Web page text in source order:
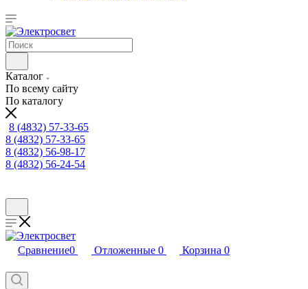
Каталог
По всему сайту
По каталогу
8 (4832) 57-33-65
8 (4832) 57-33-65
8 (4832) 56-98-17
8 (4832) 56-24-54
Сравнение0 Отложенные 0 Корзина 0